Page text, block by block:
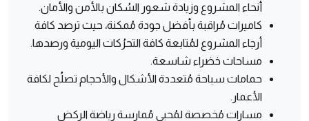
أنحاء المشروع وزيادة شعور السُكان بالأمن والأمان.
كاميرات مُراقبة بأفضل جودة مُمكنة، حيث ترصد كافة
أرجاء المشروع لمُتابعة كافة التحرُكات اليومية ورصدها.
مساحات خضراء شاسعة.
حمامات سباحة مُتعددة الأشكال والأحجام تصلُح لكافة
الأعمار.
مسارات مُخصصة لمُحبي مُمارسة رياضة الركض